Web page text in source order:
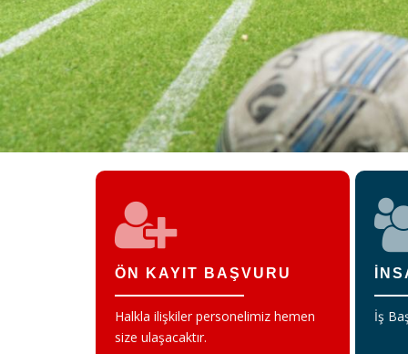
ÖN KAYIT BAŞVURU
Halkla ilişkiler personelimiz hemen
size ulaşacaktır.
İş